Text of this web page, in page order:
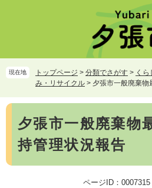
頭
で
飛
ば
て
現在地 トップページ > 分類でさがす > くら
み・リサイクル > 夕張市一般廃棄物
本
夕張市一般廃棄物
持管理状況報告
ページID：0007315